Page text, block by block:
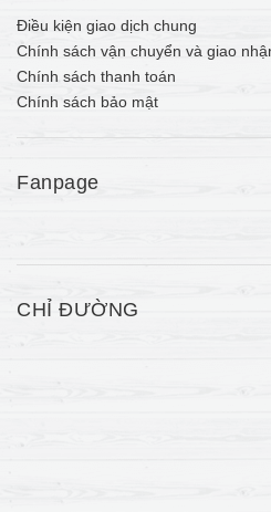
Điều kiện giao dịch chung
Chính sách vận chuyển và giao
Chính sách thanh toán
Chính sách bảo mật
Fanpage
CHỈ ĐƯỜNG